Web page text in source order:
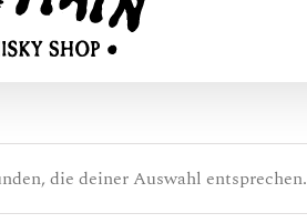
die deiner Auswahl entsprechen.